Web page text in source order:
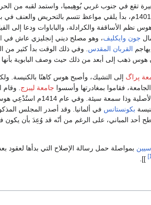
تقع في جنوب غربي بُوهِيميا، واستمد لقبه من
هذه المدينة. وبعد تعيينه كاهنًا في عام 1401م، بدأ يلقي مواعظ تتسم بالتحريض
نظم الأساقفة والكرادلة، والباباوات ودعا إلى
جون وايكليف، وهو مصلح ديني إنجليزي عاش في
القربان المقدس . وفي ذلك الوقت بدأ كثير من
هوس ذهب إلى أبعد من ذلك حيث وصف البابوية
پراگ إلى التشيك، وأصبح هوس كاهنًا بالكنيسة.
فقاموا بمغادرتها وأسسوا جامعة ليبزج . وقام
سيئة. وفي عام 1414م استُدْعِي هوس أمام
بكونستانس في ألمانيا. وقد أصدر المجلس
المباني، على الرغم من أنّه قد وُعِدَ بأن يكون
بمواصلة حمل رسالة الإصلاح التي بدأها لعقود
]].